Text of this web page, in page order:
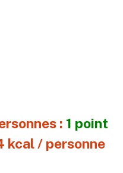
: 1 point
kcal / personne